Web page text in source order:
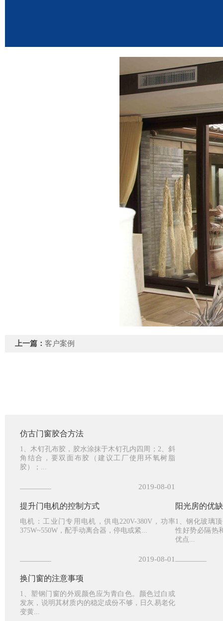
上一篇： 客户案例
仿古门窗胶合方法
1、木钉孔布胶，胶水涂抹于木钉孔内四周；2、斜
角结合，要双面布胶（建议工厂使用环氧树脂
胶）；...
2019-08-01
提升门电机的控制方式
电机：工业门专用电机，供电220V-380V，功率
375W~550W，配手动离合器，停电或紧...
2019-08-01
阳光房的优
1、钢化玻璃
性好势必隔热
优点...
换门窗的注意事项
1、塑钢门窗的外观颜色应为青白色。颜色过白或
发灰，说明其材质内的稳定成份不够，日久易老化
变黄...